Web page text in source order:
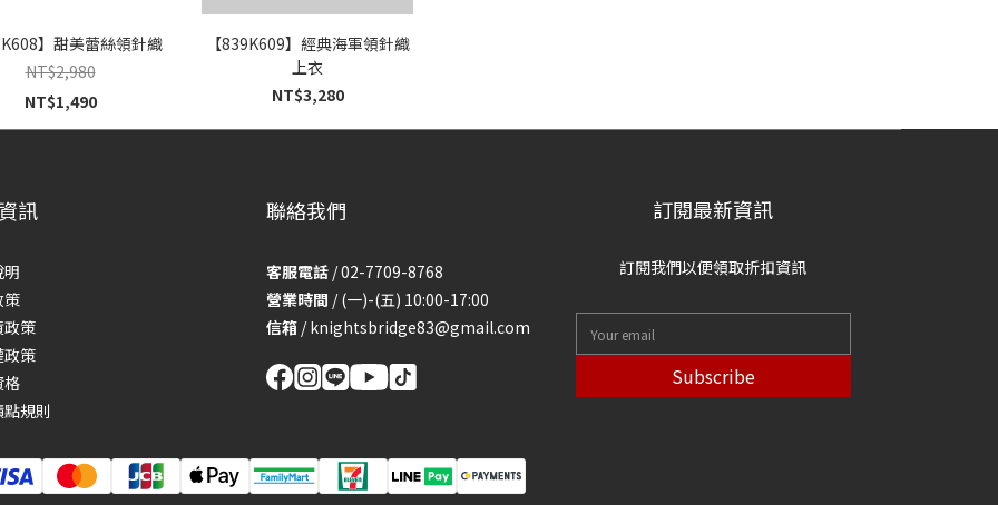
】甜美蕾絲領針織
NT$2,980
NT$1,490
【839K609】經典海軍領針織
上衣
NT$3,280
訊
策
策
策
格
規則
聯絡我們
客服電話 / 02-7709-8768
營業時間 / (一)-(五) 10:00-17:00
信箱 /knightsbridge83@gmail.com
訂閱最新資訊
訂閱我們以便領取折扣資訊
Subscribe